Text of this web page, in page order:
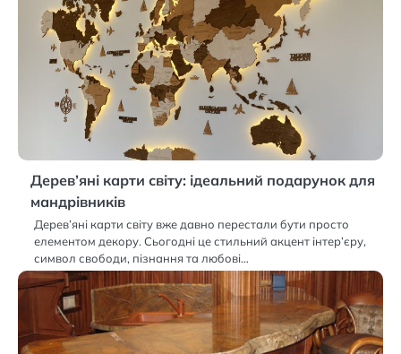
Дерев’яні карти світу: ідеальний подарунок для
мандрівників
Дерев’яні карти світу вже давно перестали бути просто
елементом декору. Сьогодні це стильний акцент інтер’єру,
символ свободи, пізнання та любові…